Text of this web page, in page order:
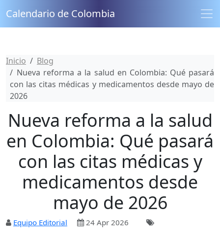
Calendario de Colombia
Inicio
Blog
Nueva reforma a la salud en Colombia: Qué pasará
con las citas médicas y medicamentos desde mayo de
2026
Nueva reforma a la salud
en Colombia: Qué pasará
con las citas médicas y
medicamentos desde
mayo de 2026
Equipo Editorial 24 Apr 2026